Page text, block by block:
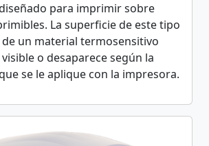
para imprimir sobre
La superficie de este tipo
un material termosensitivo
o desaparece según la
se le aplique con la impresora.